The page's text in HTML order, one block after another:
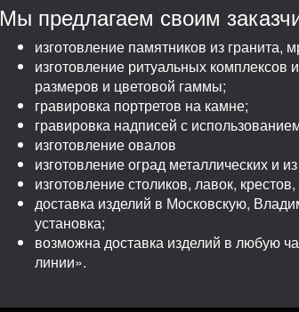
Мы предлагаем своим
изготовление памятников из гранита,
изготовление ритуальных
размеров и цветовой гаммы;
гравировка портретов на камне;
гравировка надписей с
изготовление овалов
изготовление оград металлических и
изготовление столиков, лавок,
доставка изделий в Московскую,
установка;
возможна доставка изделий в любую
линии».